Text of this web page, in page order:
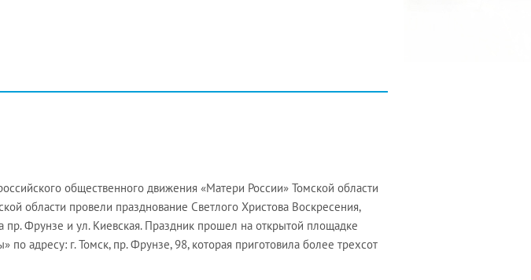
общественного движения «Матери России» Томской области
области провели празднование Светлого Христова Воскресения,
Фрунзе и ул. Киевская. Праздник прошел на открытой площадке
адресу: г. Томск, пр. Фрунзе, 98, которая приготовила более трехсот